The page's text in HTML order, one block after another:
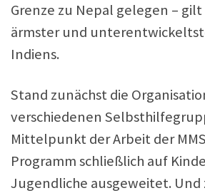
Grenze zu Nepal gelegen –
ärmster und
Indiens.
Stand zunächst die
verschiedenen
Mittelpunkt der Arbeit der
Programm schließlich auf
Jugendliche ausgeweitet.